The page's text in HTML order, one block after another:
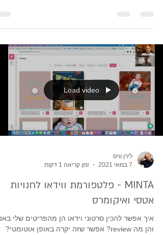
Load video
לירן וויס
7 במאי 2021
זמן קריאה 1 דקות
MINTA - פלטפורמת ווידאו לחנויות
אטסי ואיקומרס
איך אפשר להכין סרטוני וידאו הן מהפריטים שלי
והן מה review? אפשר שזה יקרה באופן אוטומטי?